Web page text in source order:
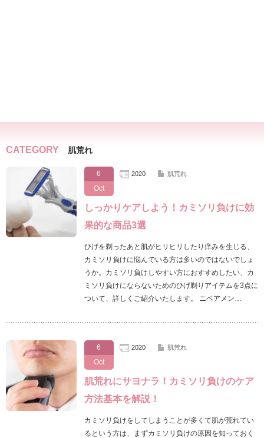
CATEGORY 肌荒れ
6
Oct
2020 肌荒れ
しっかりケアしよう！カミソリ負けに効
果的な商品3選
ひげを剃ったあと肌がヒリヒリしたり痒みを生じる、
カミソリ負けに悩んでいる方は多いのではないでしょ
うか。カミソリ負けしやすい方におすすめしたい、カ
ミソリ負けにならないためのひげ剃りアイテムを3点に
ついて、詳しくご紹介いたします。 ニベアメン…
6
Oct
2020 肌荒れ
肌荒れにサヨナラ！カミソリ負けのケア
方法基本を解説！
カミソリ負けをしてしまうことが多くて肌が荒れてい
るという方は、まずカミソリ負けの原因を知っておく